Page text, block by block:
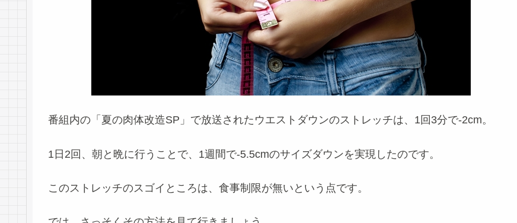
番組内の「夏の肉体改造SP」で放送されたウエストダウンのストレッチは、1回3分で-2cm。
1日2回、朝と晩に行うことで、 1週間で-5.5cmのサイズダウンを実現したのです。
このストレッチのスゴイところは、 食事制限が無い という点です。